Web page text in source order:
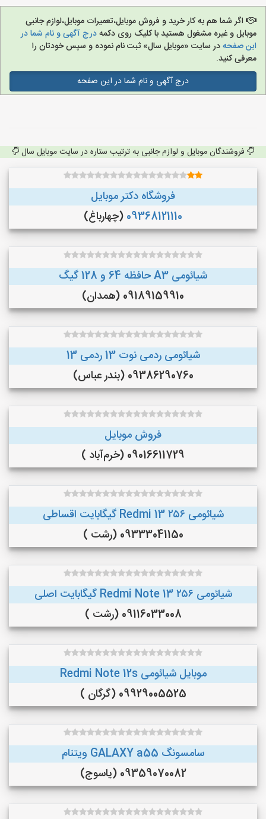
اگر شما هم به کار خرید و فروش موبایل،تعمیرات موبایل،لوازم جانبی
موبایل و غیره مشغول هستید با کلیک روی دکمهدرج آگهی و نام شما در
این صفحهدر سایت «موبایل سال» ثبت نام نموده و سپس خودتان را
معرفی کنید.
درج آگهی و نام شما در این صفحه
فروشندگان موبایل و لوازم جانبی به ترتیب ستاره در سایت موبایل سال
فروشگاه دکتر موبایل
09368121110 (چهارباغ)
شیائومی A3 حافظه 64 و 128 گیگ
09189159910 (همدان)
شیائومی ردمی نوت 13 ردمی 13
09386290760 (بندر عباس)
فروش موبایل
09016611729 (خرم‌آباد )
شیائومی Redmi 13 ۲۵۶ گیگابایت اقساطی
09333041150 (رشت )
شیائومی Redmi Note 13 ۲۵۶ گیگابایت اصلی
09116033008 (رشت )
موبایل شیائومی Redmi Note 12s
09929005525 (گرگان )
سامسونگ GALAXY a55 ویتنام
09359070082 (یاسوج)